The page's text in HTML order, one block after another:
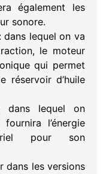
également les
sonore.
: dans lequel on va
le moteur
qui permet
réservoir d’huile
dans lequel on
l’énergie
pour son
dans les versions